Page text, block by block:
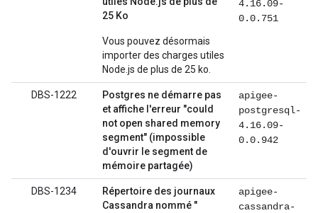
25 Ko
Vous pouvez désormais
importer des charges utiles
Node.js de plus de 25 ko.
4.16.09-
0.0.751
DBS-1222
Postgres ne démarre pas
et affiche l'erreur "could
not open shared memory
segment" (impossible
d'ouvrir le segment de
mémoire partagée)
apigee-
postgresql-
4.16.09-
0.0.942
DBS-1234
Répertoire des journaux
Cassandra nommé "
apigee-
cassandra-